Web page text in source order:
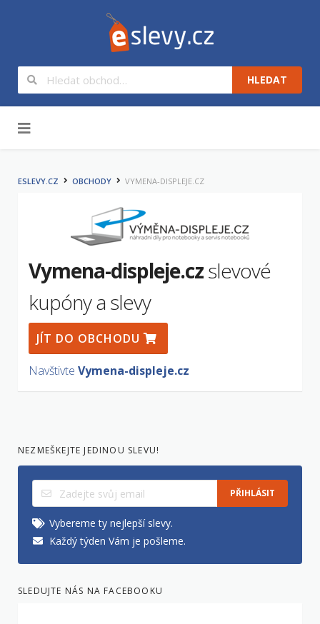
HLEDAT
ESLEVY.CZ OBCHODY VYMENA-DISPLEJE.CZ
Vymena-displeje.czslevové
kupóny a slevy
JÍT DO OBCHODU
Navštivte Vymena-displeje.cz
NEZMEŠKEJTE JEDINOU SLEVU!
PŘIHLÁSIT
Vybereme ty nejlepší slevy.
Každý týden Vám je pošleme.
SLEDUJTE NÁS NA FACEBOOKU